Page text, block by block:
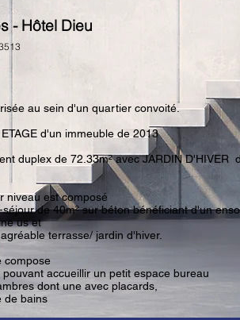
- Hôtel Dieu
au sein d'un quartier convoité.
d'un immeuble de 2013
duplex de 72.33m² avec JARDIN D'HIVER
niveau est composé
de 40m² sur béton bénéficiant d'un
us et
terrasse/ jardin d'hiver.
compose
accueillir un petit espace bureau
dont une avec placards,
de bains